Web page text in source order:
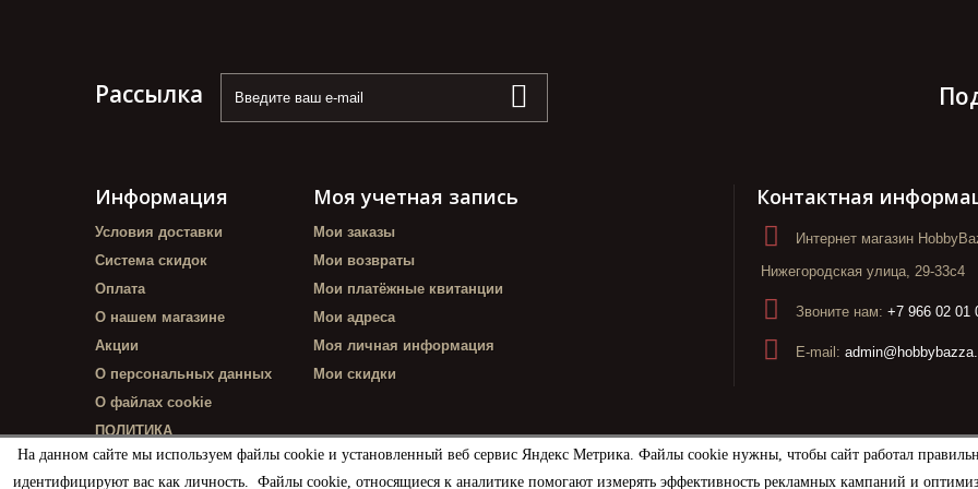
На данном сайте мы используем файлы cookie и установленный веб сервис Яндекс Метрика. Файлы cookie нужны, чтобы сайт работал
идентифицируют вас как личность. Файлы cookie, относящиеся к аналитике помогают измерять эффективность рекламных кампаний и
Рассылка
Информация
Условия доставки
Система скидок
Оплата
О нашем магазине
Акции
О персональных данных
О файлах cookie
ПОЛИТИКА
КОНФИДЕНЦИАЛЬНОСТИ
Моя учетная запись
Мои заказы
Мои возвраты
Мои платёжные квитанции
Мои адреса
Моя личная информация
Мои скидки
Контактная
Интернет магазин
Нижегородская улица, 29-33с4
Звоните нам: +7 966 02 01
E-mail: